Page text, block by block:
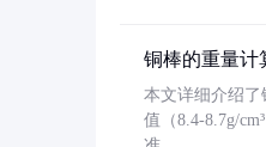
铜棒的重量计
本文详细介绍
值（8.4-8.7g/